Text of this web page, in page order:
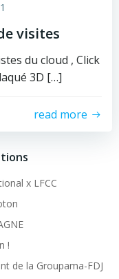
visites
du cloud , Click
3D […]
read more
x LFCC
!
de la Groupama-FDJ